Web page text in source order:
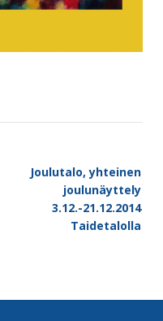
Joulutalo, yhteinen
joulunäyttely
3.12.-21.12.2014
Taidetalolla